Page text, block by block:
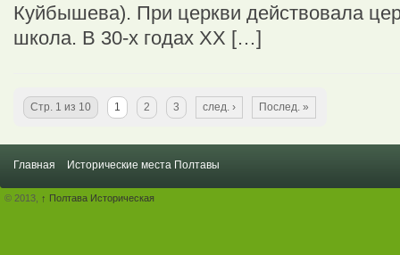
Куйбышева). При церкви действовала
школа. В 30-х годах XX […]
Стр. 1 из 10 1 2 3 след. › Послед. »
Главная Исторические места Полтавы
© 2013, ↑ Полтава Историческая